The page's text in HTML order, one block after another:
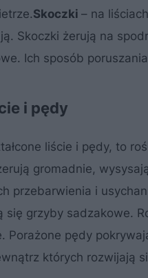
Skoczki – na
Skoczki żerują na
Ich sposób
i pędy
liście i pędy, to
gromadnie,
przebarwienia i
się grzyby sadzakowe.
Porażone pędy
których rozwijają